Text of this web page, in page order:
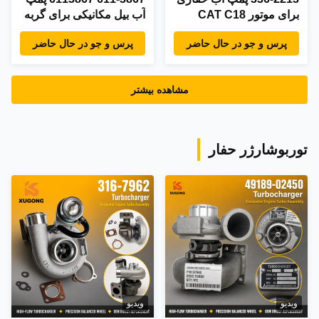
برای موتور CAT C18
365C 385C 390D
پرس و جو در حال حاضر
آب بیل مکانیکی برای گربه
345C C11 C13
پرس و جو در حال حاضر
مشاهده بیشتر
توربوشارژر حفار
ویدیو ویدیو